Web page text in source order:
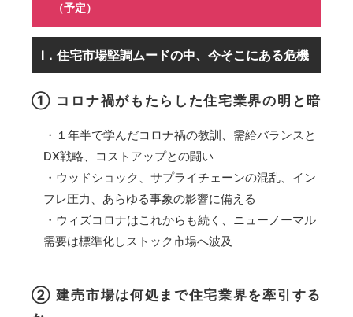
（予定）
Ⅰ．住宅市場堅調ムードの中、今そこにある危機
① コロナ禍がもたらした住宅業界の明と暗
・１年半で学んだコロナ禍の教訓、需給バランスと
DX戦略、コストアップとの闘い
・ウッドショック、サプライチェーンの混乱、イン
フレ圧力、あらゆる事象の影響に備える
・ウィズコロナはこれからも続く、ニューノーマル
需要は標準化しストック市場へ波及
② 建売市場は何処まで住宅業界を牽引する